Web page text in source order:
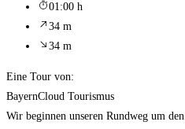
01:00 h
34 m
34 m
Eine Tour von:
BayernCloud Tourismus
Wir beginnen unseren Rundweg um